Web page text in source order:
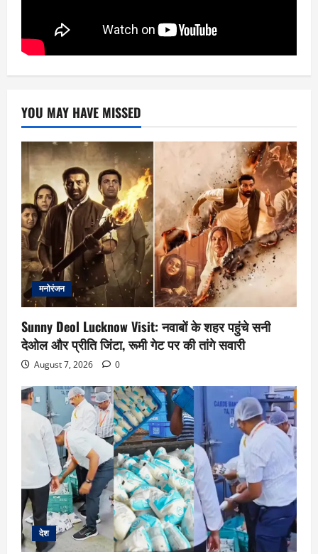
YOU MAY HAVE MISSED
मनोरंजन
Sunny Deol Lucknow Visit: नवाबों के शहर पहुंचे सनी
देओल और प्रीति जिंटा, रूमी गेट पर की तांगे सवारी
August 7, 2026 0
देश